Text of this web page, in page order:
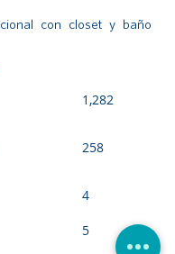
con closet y baño
1,282
258
4
5